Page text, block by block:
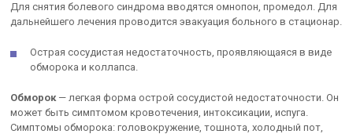
Для снятия болевого синдрома вводятся омнопон, промедол. Для
дальнейшего лечения проводится эвакуация больного в стационар.
Острая сосудистая недостаточность, проявляющаяся в виде
обморока и коллапса.
Обморок— легкая форма острой сосудистой недостаточности. Он
может быть симптомом кровотечения, интоксикации, испуга.
Симптомы обморока: головокружение, тошнота, холодный пот,